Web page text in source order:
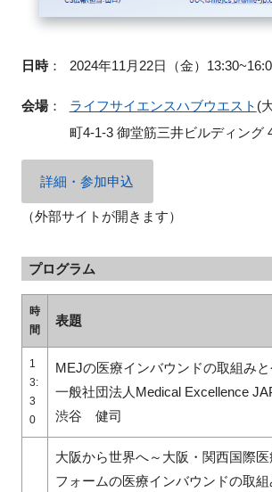
日時： 2024年11月22日（金）
会場： ライフサイエンスハブウエスト (
町4-1-3 御堂筋三井ビルディング
詳細・参加申込
（外部サイトが開きます）
プログラム
時
間
表題
1
3:
3
0
MEJの医療インバウンドの取組み
一般社団法人Medical Excellence
渋谷 健司
大阪から世界へ～大阪・関西国際
フォームの医療インバウンドの取組